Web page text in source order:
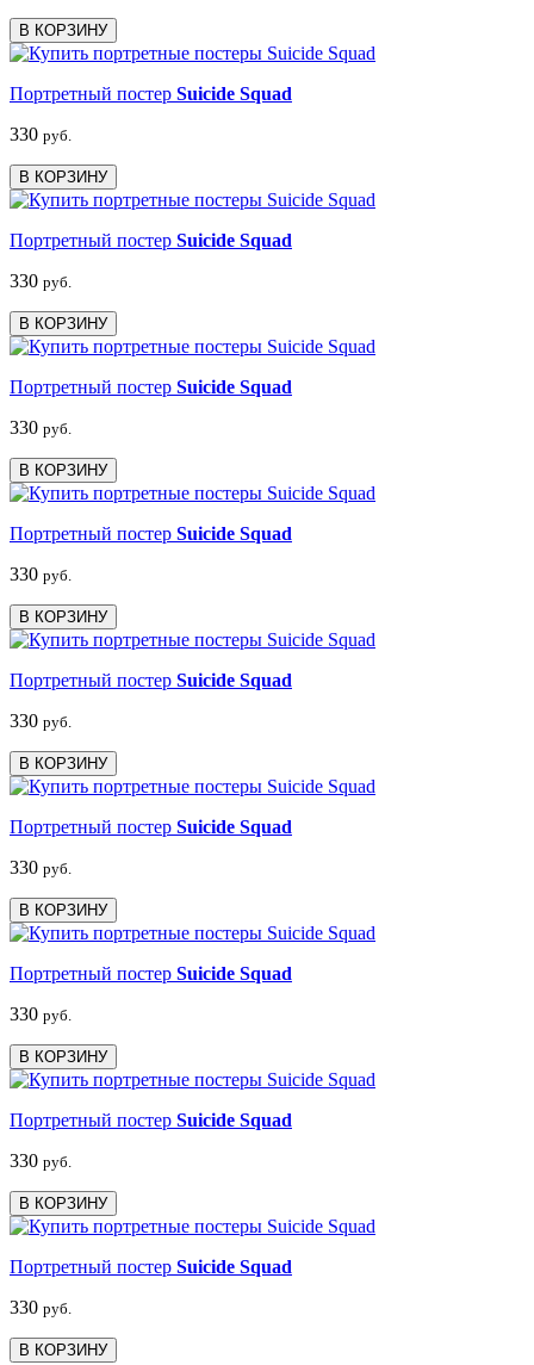
В КОРЗИНУ
Портретный постер Suicide Squad
330 руб.
В КОРЗИНУ
Портретный постер Suicide Squad
330 руб.
В КОРЗИНУ
Портретный постер Suicide Squad
330 руб.
В КОРЗИНУ
Портретный постер Suicide Squad
330 руб.
В КОРЗИНУ
Портретный постер Suicide Squad
330 руб.
В КОРЗИНУ
Портретный постер Suicide Squad
330 руб.
В КОРЗИНУ
Портретный постер Suicide Squad
330 руб.
В КОРЗИНУ
Портретный постер Suicide Squad
330 руб.
В КОРЗИНУ
Портретный постер Suicide Squad
330 руб.
В КОРЗИНУ